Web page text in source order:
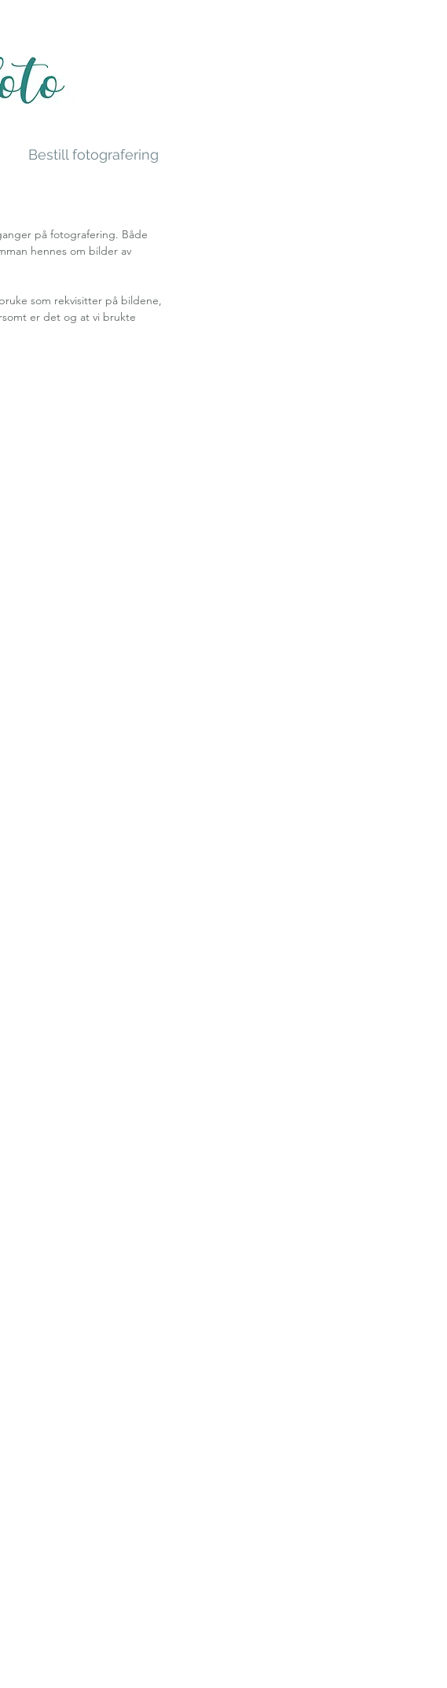
Bestill fotografering
på fotografering. Både
hennes om bilder av
som rekvisitter på bildene,
er det og at vi brukte